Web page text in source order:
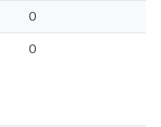
0
0